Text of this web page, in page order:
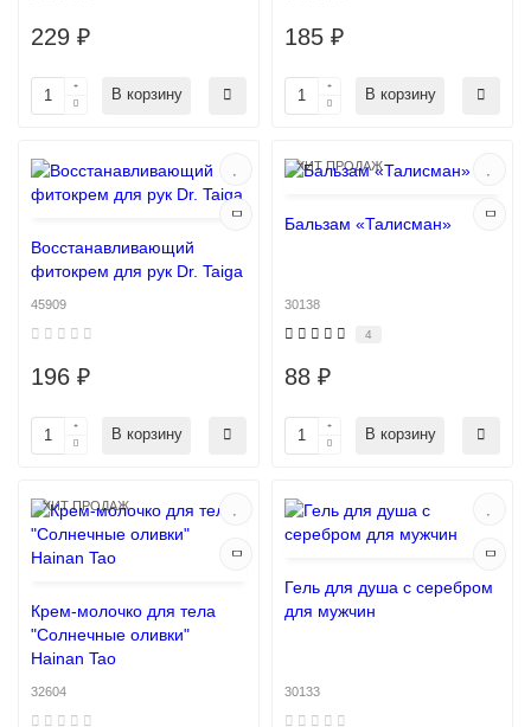
229 ₽
В корзину
185 ₽
В корзину
Восстанавливающий
фитокрем для рук Dr. Taiga
45909
196 ₽
В корзину
ХИТ ПРОДАЖ
Бальзам «Талисман»
30138
4
88 ₽
В корзину
ХИТ ПРОДАЖ
Крем-молочко для тела
"Солнечные оливки"
Hainan Tao
32604
Гель для душа с серебром
для мужчин
30133